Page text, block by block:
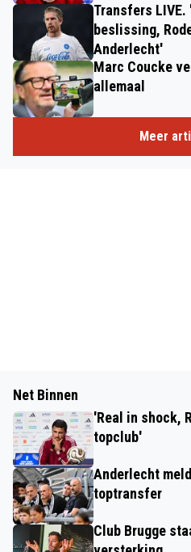
Transfers LIVE.
beslissing,
Anderlecht'
Marc Coucke
allemaal
Meer
Net Binnen
'Real in shock,
topclub'
Anderlecht
toptransfer
Club Brugge